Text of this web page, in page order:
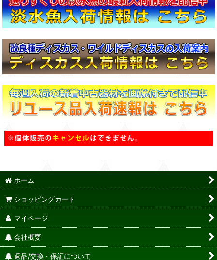
ホーム
ショッピングカート
マイページ
会社概要
返品/交換・保証について